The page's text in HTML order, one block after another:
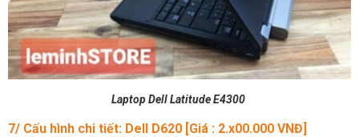
Laptop Dell Latitude E4300
7/ Cấu hình chi tiết: Dell D620 [Giá : 2.x00.000 VNĐ]